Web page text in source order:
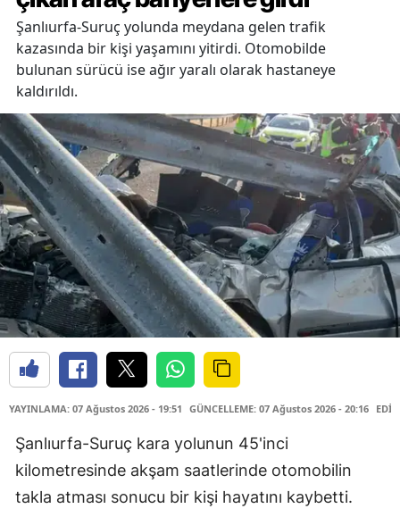
Şanlıurfa-Suruç yolunda meydana gelen trafik
kazasında bir kişi yaşamını yitirdi. Otomobilde
bulunan sürücü ise ağır yaralı olarak hastaneye
kaldırıldı.
YAYINLAMA: 07 Ağustos 2026 - 19:51 GÜNCELLEME: 07 Ağustos 2026 - 20:16
Şanlıurfa-Suruç kara yolunun 45'inci
kilometresinde akşam saatlerinde otomobilin
takla atması sonucu bir kişi hayatını kaybetti.